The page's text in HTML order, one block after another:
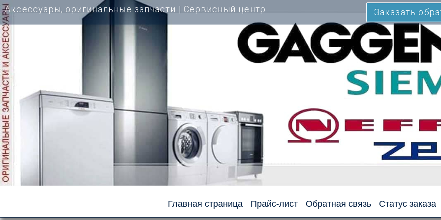
Перейти
к
содержимому
Аксессуары, оригинальные запчасти | Cервисный центр Заказать
Главная страница Прайс-лист Обратная связь Статус заказа